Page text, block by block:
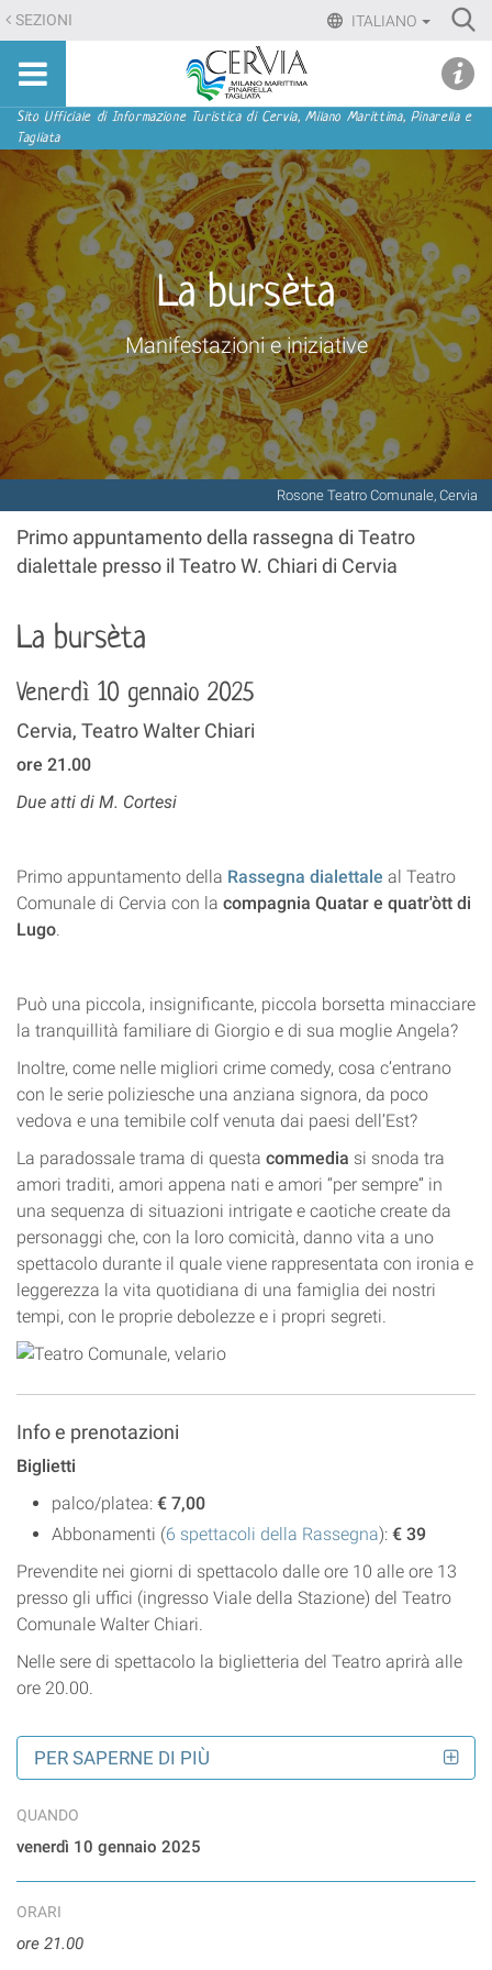
Salta
ai
contenuti.
Salta
alla
navigazione
ITALIANO
SEZIONI
Sito
turistico
ufficiale
Cervia,
Milano
Marittima,
Pinarella,
Tagliata
Sezioni
Sito Ufficiale di Informazione Turistica di Cervia, Milano Marittima, Pinarella e
Tagliata
Rosone Teatro Comunale, Cervia
La bursèta
Manifestazioni e iniziative
Primo appuntamento della rassegna di Teatro
dialettale presso il Teatro W. Chiari di Cervia
La bursèta
Venerdì 10 gennaio 2025
Cervia, Teatro Walter Chiari
ore 21.00
Due atti di M. Cortesi
Primo appuntamento della Rassegna dialettale al Teatro
Comunale di Cervia con la compagnia Quatar e quatr'òtt di
Lugo
Può una piccola, insignificante, piccola borsetta minacciare
la tranquillità familiare di Giorgio e di sua moglie Angela?
Inoltre, come nelle migliori crime comedy, cosa c’entrano
con le serie poliziesche una anziana signora, da poco
vedova e una temibile colf venuta dai paesi dell’Est?
La paradossale trama di questa commedia si snoda tra
amori traditi, amori appena nati e amori “per sempre” in
una sequenza di situazioni intrigate e caotiche create da
personaggi che, con la loro comicità, danno vita a uno
spettacolo durante il quale viene rappresentata con ironia e
leggerezza la vita quotidiana di una famiglia dei nostri
tempi, con le proprie debolezze e i propri segreti.
Info e prenotazioni
Biglietti
palco/platea: € 7,00
Abbonamenti (6 spettacoli della Rassegna): € 39
Prevendite nei giorni di spettacolo dalle ore 10 alle ore 13
presso gli uffici (ingresso Viale della Stazione) del Teatro
Comunale Walter Chiari.
Nelle sere di spettacolo la biglietteria del Teatro aprirà alle
ore 20.00.
PER SAPERNE DI PIÙ
QUANDO
venerdì 10 gennaio 2025
ORARI
ore 21.00
menu